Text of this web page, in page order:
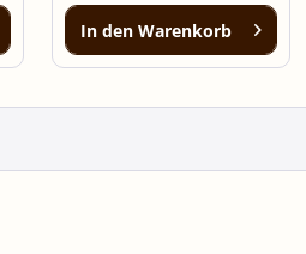
In den Warenkorb